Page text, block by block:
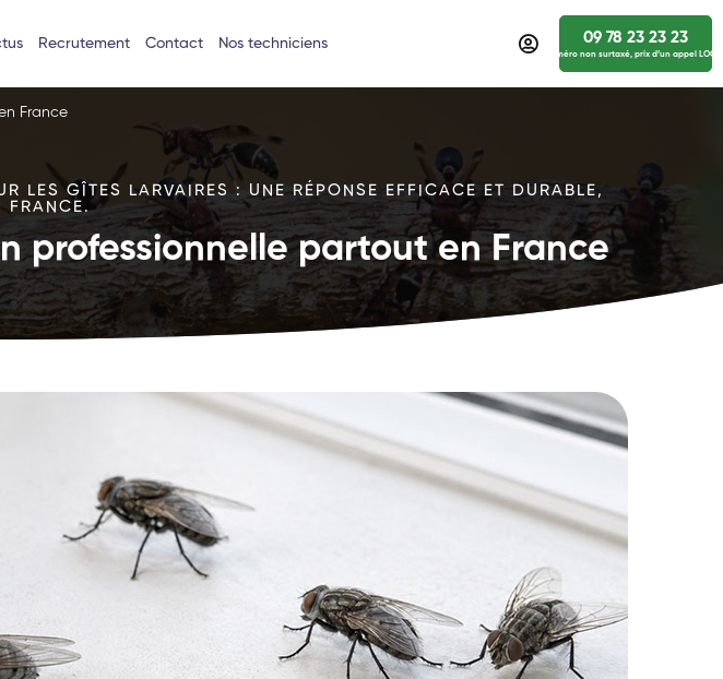
Recrutement Contact Nos techniciens 09 78 23 23 23
numéro non surtaxé, prix d’un appel
France
LES GÎTES LARVAIRES : UNE RÉPONSE EFFICACE ET DURABLE,
FRANCE.
professionnelle partout en France